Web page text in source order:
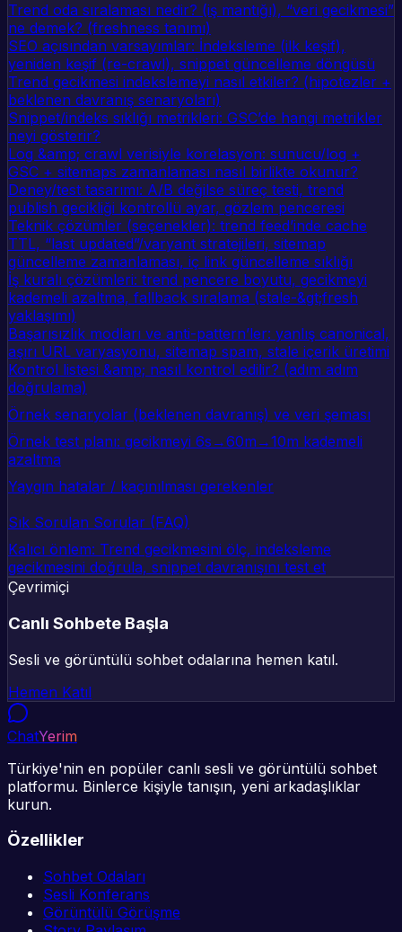
Trend oda sıralaması nedir? (iş mantığı), “veri gecikmesi”
ne demek? (freshness tanımı)
SEO açısından varsayımlar: İndeksleme (ilk keşif),
yeniden keşif (re-crawl), snippet güncelleme döngüsü
Trend gecikmesi indekslemeyi nasıl etkiler? (hipotezler +
beklenen davranış senaryoları)
Snippet/indeks sıklığı metrikleri: GSC’de hangi metrikler
neyi gösterir?
Log &amp; crawl verisiyle korelasyon: sunucu/log +
GSC + sitemaps zamanlaması nasıl birlikte okunur?
Deney/test tasarımı: A/B değilse süreç testi, trend
publish gecikliği kontrollü ayar, gözlem penceresi
Teknik çözümler (seçenekler): trend feed’inde cache
TTL, “last updated”/varyant stratejileri, sitemap
güncelleme zamanlaması, iç link güncelleme sıklığı
İş kuralı çözümleri: trend pencere boyutu, gecikmeyi
kademeli azaltma, fallback sıralama (stale-&gt;fresh
yaklaşımı)
Başarısızlık modları ve anti-pattern’ler: yanlış canonical,
aşırı URL varyasyonu, sitemap spam, stale içerik üretimi
Kontrol listesi &amp; nasıl kontrol edilir? (adım adım
doğrulama)
Örnek senaryolar (beklenen davranış) ve veri şeması
Örnek test planı: gecikmeyi 6s→60m→10m kademeli
azaltma
Yaygın hatalar / kaçınılması gerekenler
Sık Sorulan Sorular (FAQ)
Kalıcı önlem: Trend gecikmesini ölç, indeksleme
gecikmesini doğrula, snippet davranışını test et
Çevrimiçi
Canlı Sohbete Başla
Sesli ve görüntülü sohbet odalarına hemen katıl.
Hemen Katıl
ChatYerim
Türkiye'nin en popüler canlı sesli ve görüntülü sohbet
platformu. Binlerce kişiyle tanışın, yeni arkadaşlıklar
kurun.
Özellikler
Sohbet Odaları
Sesli Konferans
Görüntülü Görüşme